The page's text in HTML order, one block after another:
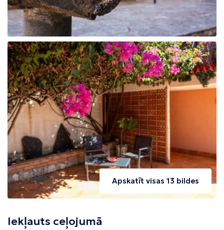
Apskatīt visas 13 bildes
Iekļauts ceļojumā